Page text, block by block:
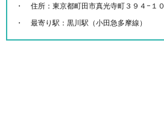
住所：東京都町田市真光寺町３９４−１０
最寄り駅：黒川駅（小田急多摩線）